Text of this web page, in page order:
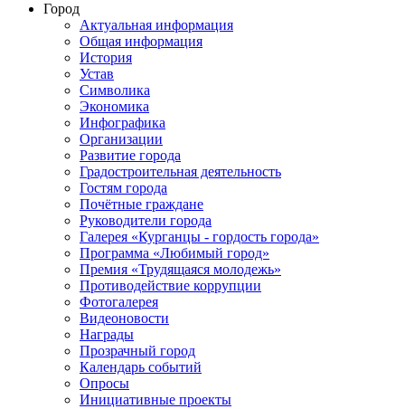
Город
Актуальная информация
Общая информация
История
Устав
Символика
Экономика
Инфографика
Организации
Развитие города
Градостроительная деятельность
Гостям города
Почётные граждане
Руководители города
Галерея «Курганцы - гордость города»
Программа «Любимый город»
Премия «Трудящаяся молодежь»
Противодействие коррупции
Фотогалерея
Видеоновости
Награды
Прозрачный город
Календарь событий
Опросы
Инициативные проекты